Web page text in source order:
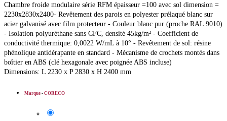
Chambre froide modulaire série RFM épaisseur =100 avec sol dimension =
2230x2830x2400- Revêtement des parois en polyester prélaqué blanc sur
acier galvanisé avec film protecteur - Couleur blanc pur (proche RAL 9010)
- Isolation polyuréthane sans CFC, densité 45kg/m² - Coefficient de
conductivité thermique: 0,0022 W/mL à 10° - Revêtement de sol: résine
phénolique antidérapante en standard - Mécanisme de crochets montés dans
boîtier en ABS (clé hexagonale avec poignée ABS incluse)
Dimensions: L 2230 x P 2830 x H 2400 mm
Marque - CORECO